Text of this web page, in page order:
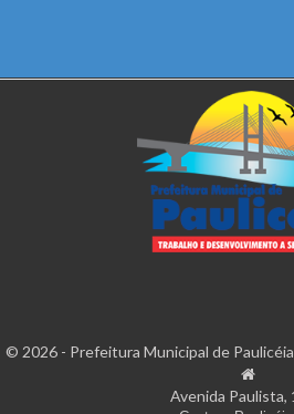
© 2026 - Prefeitura Municipal de
Avenida Paulista,